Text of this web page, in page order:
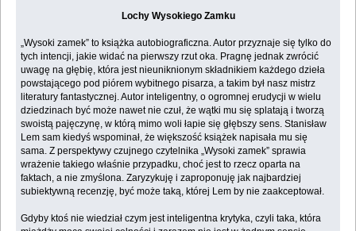
Lochy Wysokiego Zamku
„Wysoki zamek” to książka autobiograficzna. Autor przyznaje się tylko do
tych intencji, jakie widać na pierwszy rzut oka. Pragnę jednak zwrócić
uwagę na głębię, która jest nieuniknionym składnikiem każdego dzieła
powstającego pod piórem wybitnego pisarza, a takim był nasz mistrz
literatury fantastycznej. Autor inteligentny, o ogromnej erudycji w wielu
dziedzinach być może nawet nie czuł, że wątki mu się splatają i tworzą
swoistą pajęczynę, w którą mimo woli łapie się głębszy sens. Stanisław
Lem sam kiedyś wspominał, że większość książek napisała mu się
sama. Z perspektywy czujnego czytelnika „Wysoki zamek” sprawia
wrażenie takiego właśnie przypadku, choć jest to rzecz oparta na
faktach, a nie zmyślona. Zaryzykuję i zaproponuję jak najbardziej
subiektywną recenzję, być może taką, której Lem by nie zaakceptował.
Gdyby ktoś nie wiedział czym jest inteligentna krytyka, czyli taka, która